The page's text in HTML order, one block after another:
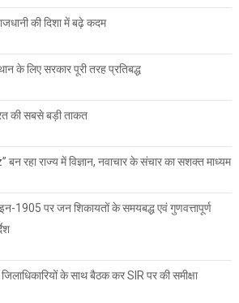
की दिशा में बढ़े कदम
के लिए सरकार पूरी तरह प्रतिबद्ध
की सबसे बड़ी ताकत
बन रहा राज्य में विज्ञान, नवाचार के संचार का सशक्त माध्यम
1905 पर जन शिकायतों के समयबद्ध एवं गुणवत्तापूर्ण
के साथ बैठक कर SIR पर की समीक्षा